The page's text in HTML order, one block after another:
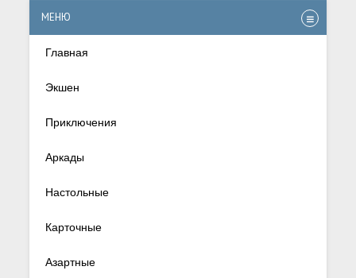
МЕНЮ
Главная
Экшен
Приключения
Аркады
Настольные
Карточные
Азартные